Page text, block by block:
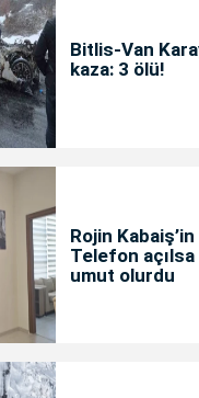
Bitlis-Van
kaza: 3 ölü!
Rojin Kabaiş’in
Telefon
umut olurdu